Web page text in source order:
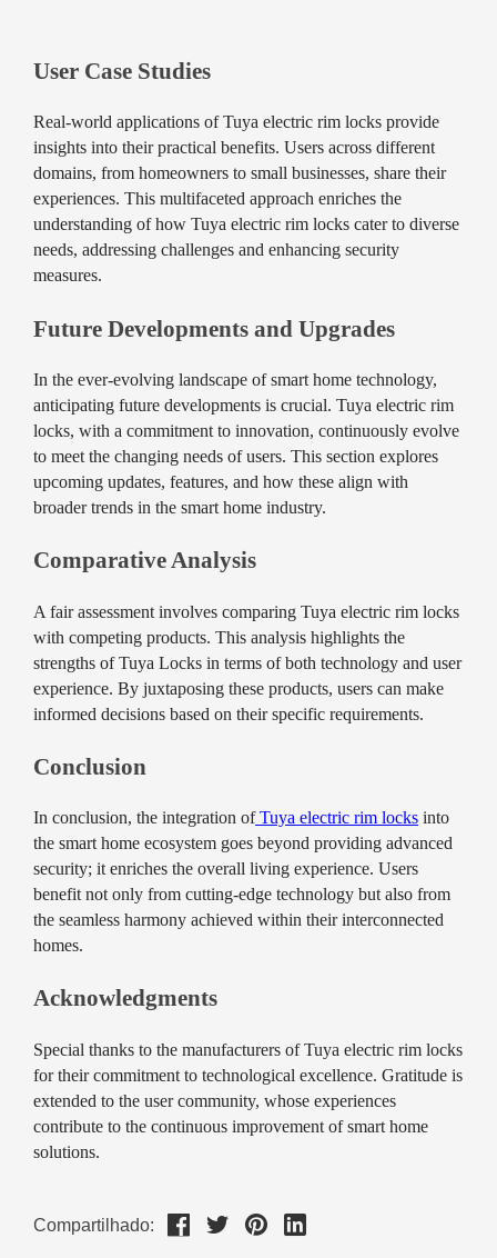
Compartilhado: